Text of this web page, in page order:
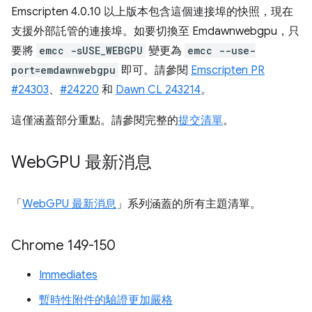
Emscripten 4.0.10 以上版本包含這個連接埠的快照，現在
支援外部託管的連接埠。如要切換至 Emdawnwebgpu，只
要將 emcc -sUSE_WEBGPU 變更為 emcc --use-
port=emdawnwebgpu 即可。請參閱 Emscripten PR
#24303、 #24220 和 Dawn CL 243214。
這僅涵蓋部分重點。請參閱完整的提交清單。
WebGPU 最新消息
「 WebGPU 最新消息」系列涵蓋的所有主題清單。
Chrome 149-150
Immediates
暫時性附件的驗證更加嚴格